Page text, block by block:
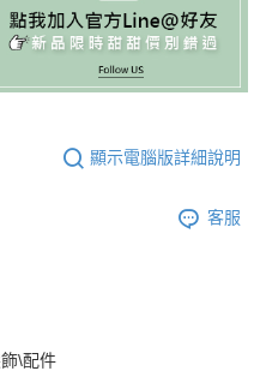
顯示電腦版詳細說明
客服
\配件